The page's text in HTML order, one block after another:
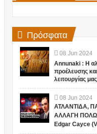
Πρόσφατα
08 Jun 2024
Annunaki : Η
προέλευσης
λειτουργίας
08 Jun 2024
ΑΤΛΑΝΤΙΔΑ,
ΑΛΛΑΓΗ ΠΟΛΩΝ
Edgar Cayce